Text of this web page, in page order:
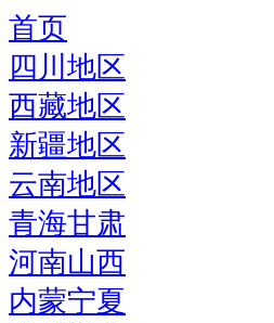
首页
四川地区
西藏地区
新疆地区
云南地区
青海甘肃
河南山西
内蒙宁夏